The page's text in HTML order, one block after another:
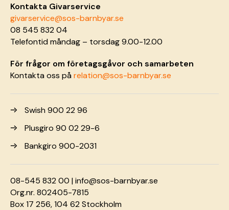
Kontakta Givarservice
givarservice@sos-barnbyar.se
08 545 832 04
Telefontid måndag – torsdag 9.00-12.00
För frågor om företagsgåvor och samarbeten
Kontakta oss pårelation@sos-barnbyar.se
Swish 900 22 96
Plusgiro 90 02 29-6
Bankgiro 900-2031
08-545 832 00 |info@sos-barnbyar.se
Org.nr. 802405-7815
Box 17 256, 104 62 Stockholm